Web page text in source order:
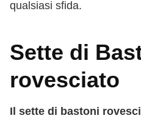
qualsiasi sfida.
Sette di
rovesciato
Il sette di bastoni